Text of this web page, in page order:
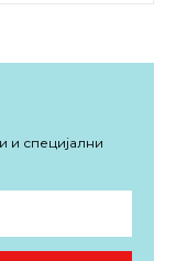
и специјални